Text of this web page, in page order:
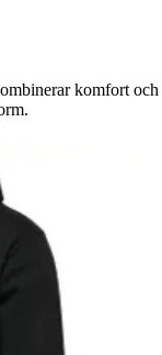
komfort och